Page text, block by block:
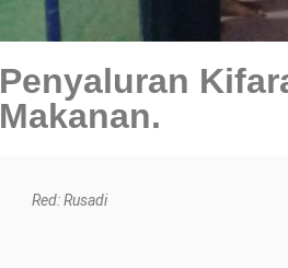
Penyaluran
Makanan.
Red: Rusadi